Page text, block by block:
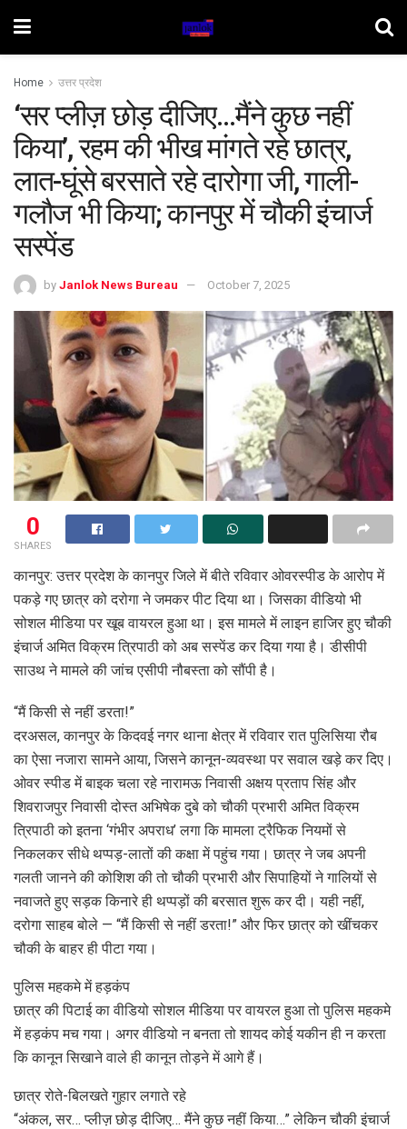
Home उत्तर प्रदेश
‘सर प्लीज़ छोड़ दीजिए…मैंने कुछ नहीं
किया’, रहम की भीख मांगते रहे छात्र,
लात-घूंसे बरसाते रहे दारोगा जी, गाली-
गलौज भी किया; कानपुर में चौकी इंचार्ज
सस्‍पेंड
by Janlok News Bureau October 7, 2025
0
SHARES
कानपुर: उत्तर प्रदेश के कानपुर जिले में बीते रविवार ओवरस्पीड के आरोप में
पकड़े गए छात्र को दरोगा ने जमकर पीट दिया था। जिसका वीडियो भी
सोशल मीडिया पर खूब वायरल हुआ था। इस मामले में लाइन हाजिर हुए चौकी
इंचार्ज अमित विक्रम त्रिपाठी को अब सस्‍पेंड कर दिया गया है। डीसीपी
साउथ ने मामले की जांच एसीपी नौबस्ता को सौंपी है।
“मैं किसी से नहीं डरता!”
दरअसल, कानपुर के किदवई नगर थाना क्षेत्र में रविवार रात पुलिसिया रौब
का ऐसा नजारा सामने आया, जिसने कानून-व्यवस्था पर सवाल खड़े कर दिए।
ओवर स्पीड में बाइक चला रहे नारामऊ निवासी अक्षय प्रताप सिंह और
शिवराजपुर निवासी दोस्त अभिषेक दुबे को चौकी प्रभारी अमित विक्रम
त्रिपाठी को इतना ‘गंभीर अपराध’ लगा कि मामला ट्रैफिक नियमों से
निकलकर सीधे थप्पड़-लातों की कक्षा में पहुंच गया। छात्र ने जब अपनी
गलती जानने की कोशिश की तो चौकी प्रभारी और सिपाहियों ने गालियों से
नवाजते हुए सड़क किनारे ही थप्पड़ों की बरसात शुरू कर दी। यही नहीं,
दरोगा साहब बोले — “मैं किसी से नहीं डरता!” और फिर छात्र को खींचकर
चौकी के बाहर ही पीटा गया।
पुलिस महकमे में हड़कंप
छात्र की पिटाई का वीडियो सोशल मीडिया पर वायरल हुआ तो पुलिस महकमे
में हड़कंप मच गया। अगर वीडियो न बनता तो शायद कोई यकीन ही न करता
कि कानून सिखाने वाले ही कानून तोड़ने में आगे हैं।
छात्र रोते-बिलखते गुहार लगाते रहे
“अंकल, सर… प्लीज़ छोड़ दीजिए… मैंने कुछ नहीं किया…” लेकिन चौकी इंचार्ज